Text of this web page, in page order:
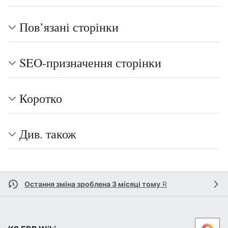
Пов’язані сторінки
SEO-призначення сторінки
Коротко
Див. також
Остання зміна зроблена 3 місяці тому R